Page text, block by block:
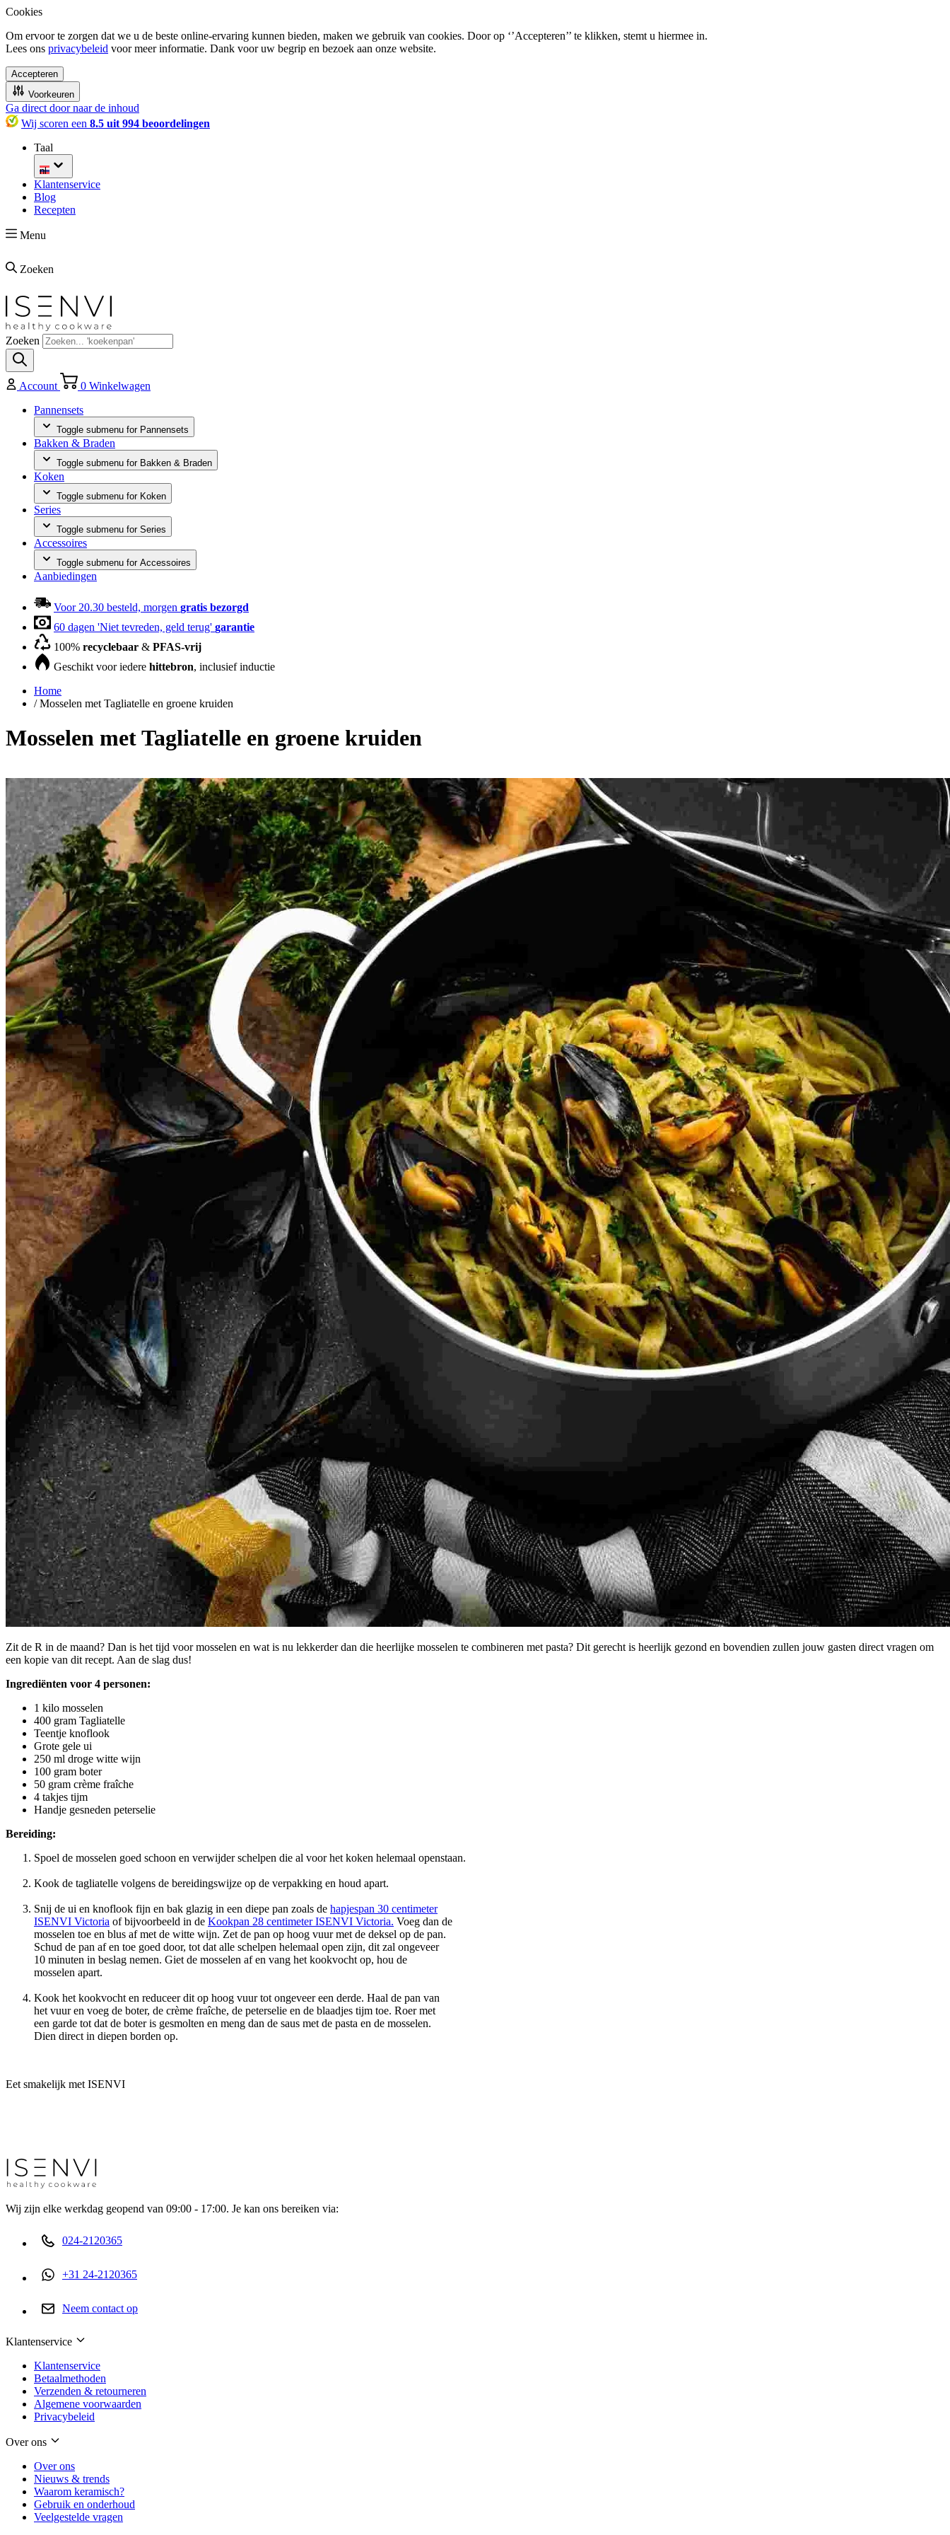
Cookies
Om ervoor te zorgen dat we u de beste online-ervaring kunnen bieden, maken we gebruik van cookies. Door op ‘’Accepteren’’ te klikken, stemt u hiermee in.
Lees ons privacybeleid voor meer informatie. Dank voor uw begrip en bezoek aan onze website.
Accepteren
Voorkeuren
Ga direct door naar de inhoud
Wij scoren een 8.5 uit 994 beoordelingen
Taal
nl
Klantenservice
Blog
Recepten
Menu
Zoeken
Zoeken
Account 0 Winkelwagen
Pannensets
Toggle submenu for Pannensets
Bakken & Braden
Toggle submenu for Bakken & Braden
Koken
Toggle submenu for Koken
Series
Toggle submenu for Series
Accessoires
Toggle submenu for Accessoires
Aanbiedingen
Voor 20.30 besteld, morgen gratis bezorgd
60 dagen 'Niet tevreden, geld terug' garantie
100% recyclebaar & PFAS-vrij
Geschikt voor iedere hittebron, inclusief inductie
Home
/ Mosselen met Tagliatelle en groene kruiden
Mosselen met Tagliatelle en groene kruiden
Zit de R in de maand? Dan is het tijd voor mosselen en wat is nu lekkerder dan die heerlijke mosselen te combineren met pasta? Dit gerecht is heerlijk gezond en bovendien zullen jouw gasten direct vragen om
een kopie van dit recept. Aan de slag dus!
Ingrediënten voor 4 personen:
1 kilo mosselen
400 gram Tagliatelle
Teentje knoflook
Grote gele ui
250 ml droge witte wijn
100 gram boter
50 gram crème fraîche
4 takjes tijm
Handje gesneden peterselie
Bereiding:
Spoel de mosselen goed schoon en verwijder schelpen die al voor het koken helemaal openstaan.
Kook de tagliatelle volgens de bereidingswijze op de verpakking en houd apart.
Snij de ui en knoflook fijn en bak glazig in een diepe pan zoals de hapjespan 30 centimeter
ISENVI Victoria of bijvoorbeeld in de Kookpan 28 centimeter ISENVI Victoria. Voeg dan de
mosselen toe en blus af met de witte wijn. Zet de pan op hoog vuur met de deksel op de pan.
Schud de pan af en toe goed door, tot dat alle schelpen helemaal open zijn, dit zal ongeveer
10 minuten in beslag nemen. Giet de mosselen af en vang het kookvocht op, hou de
mosselen apart.
Kook het kookvocht en reduceer dit op hoog vuur tot ongeveer een derde. Haal de pan van
het vuur en voeg de boter, de crème fraîche, de peterselie en de blaadjes tijm toe. Roer met
een garde tot dat de boter is gesmolten en meng dan de saus met de pasta en de mosselen.
Dien direct in diepen borden op.
Eet smakelijk met ISENVI
Wij zijn elke werkdag geopend van 09:00 - 17:00. Je kan ons bereiken via:
024-2120365
+31 24-2120365
Neem contact op
Klantenservice
Klantenservice
Betaalmethoden
Verzenden & retourneren
Algemene voorwaarden
Privacybeleid
Over ons
Over ons
Nieuws & trends
Waarom keramisch?
Gebruik en onderhoud
Veelgestelde vragen